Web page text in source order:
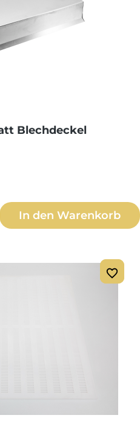
Blechdeckel
den gewünschten
In den Warenkorb